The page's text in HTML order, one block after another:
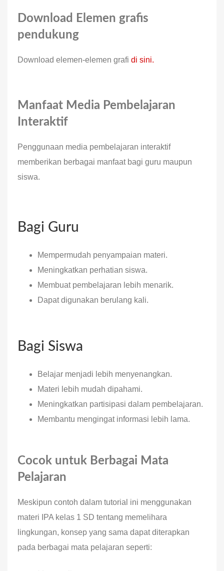
Download Elemen grafis
pendukung
Download elemen-elemen grafi di sini.
Manfaat Media Pembelajaran
Interaktif
Penggunaan media pembelajaran interaktif
memberikan berbagai manfaat bagi guru maupun
siswa.
Bagi Guru
Mempermudah penyampaian materi.
Meningkatkan perhatian siswa.
Membuat pembelajaran lebih menarik.
Dapat digunakan berulang kali.
Bagi Siswa
Belajar menjadi lebih menyenangkan.
Materi lebih mudah dipahami.
Meningkatkan partisipasi dalam pembelajaran.
Membantu mengingat informasi lebih lama.
Cocok untuk Berbagai Mata
Pelajaran
Meskipun contoh dalam tutorial ini menggunakan
materi IPA kelas 1 SD tentang memelihara
lingkungan, konsep yang sama dapat diterapkan
pada berbagai mata pelajaran seperti: